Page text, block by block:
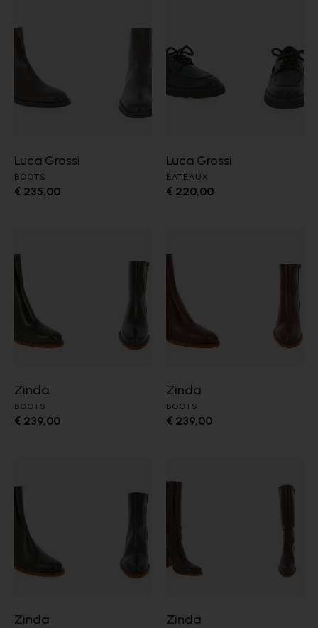
Luca Grossi
BOOTS
€ 235,00
Luca Grossi
BATEAUX
€ 220,00
Zinda
BOOTS
€ 239,00
Zinda
BOOTS
€ 239,00
Zinda Zinda